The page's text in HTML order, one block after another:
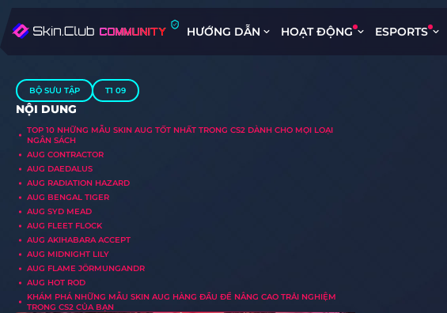
HƯỚNG DẪN HOẠT ĐỘNG ESPORTS
BỘ SƯU TẬP T1 09
NỘI DUNG
TOP 10 NHỮNG MẪU SKIN AUG TỐT NHẤT TRONG CS2 DÀNH CHO MỌI LOẠI
NGÂN SÁCH
AUG CONTRACTOR
AUG DAEDALUS
AUG RADIATION HAZARD
AUG BENGAL TIGER
AUG SYD MEAD
AUG FLEET FLOCK
AUG AKIHABARA ACCEPT
AUG MIDNIGHT LILY
AUG FLAME JÖRMUNGANDR
AUG HOT ROD
KHÁM PHÁ NHỮNG MẪU SKIN AUG HÀNG ĐẦU ĐỂ NÂNG CAO TRẢI NGHIỆM
TRONG CS2 CỦA BẠN